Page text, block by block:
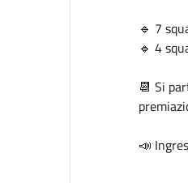
🔹 7
🔹 4
📆 Si
📣